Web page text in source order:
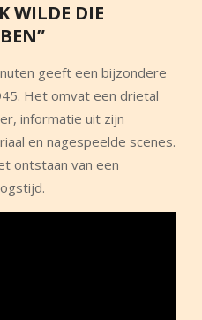
WILDE DIE
geeft een bijzondere
Het omvat een drietal
informatie uit zijn
en nagespeelde scenes.
ontstaan van een